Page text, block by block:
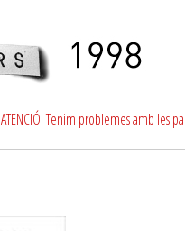
ATENCIÓ. Tenim problemes amb les